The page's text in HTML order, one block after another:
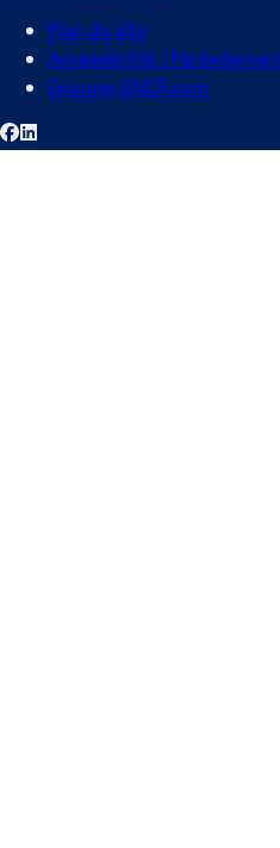
Plan du site
Accessibilité :
Groupe-SNCF.com